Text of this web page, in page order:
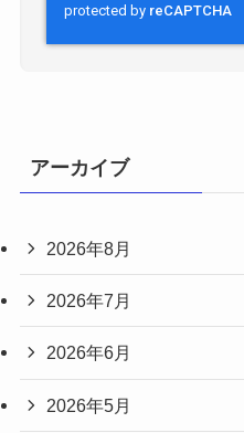
アーカイブ
2026年8月
2026年7月
2026年6月
2026年5月